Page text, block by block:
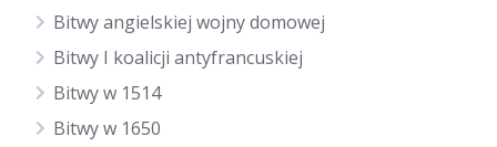
Bitwy angielskiej wojny domowej
Bitwy I koalicji antyfrancuskiej
Bitwy w 1514
Bitwy w 1650